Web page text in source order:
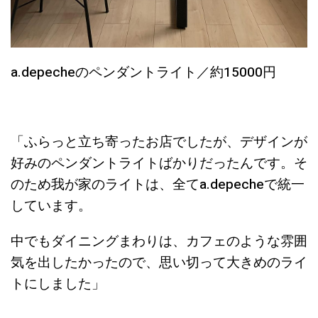
a.depecheのペンダントライト／約15000円
「ふらっと立ち寄ったお店でしたが、デザインが
好みのペンダントライトばかりだったんです。そ
のため我が家のライトは、全てa.depecheで統一
しています。
中でもダイニングまわりは、カフェのような雰囲
気を出したかったので、思い切って大きめのライ
トにしました」